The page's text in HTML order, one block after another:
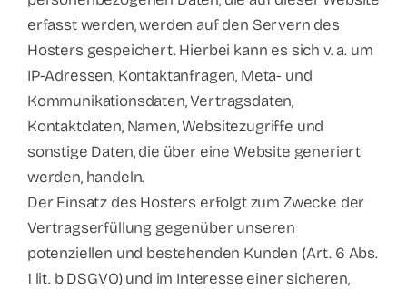
erfasst werden, werden auf den Servern des
Hosters gespeichert. Hierbei kann es sich v. a. um
IP-Adressen, Kontaktanfragen, Meta- und
Kommunikationsdaten, Vertragsdaten,
Kontaktdaten, Namen, Websitezugriffe und
sonstige Daten, die über eine Website generiert
werden, handeln.
Der Einsatz des Hosters erfolgt zum Zwecke der
Vertragserfüllung gegenüber unseren
potenziellen und bestehenden Kunden (Art. 6 Abs.
1 lit. b DSGVO) und im Interesse einer sicheren,